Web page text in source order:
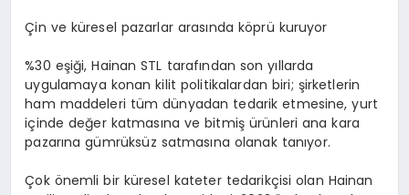
Çin ve küresel pazarlar arasında köprü kuruyor
%30 eşiği, Hainan STL tarafından son yıllarda
uygulamaya konan kilit politikalardan biri; şirketlerin
ham maddeleri tüm dünyadan tedarik etmesine, yurt
içinde değer katmasına ve bitmiş ürünleri ana kara
pazarına gümrüksüz satmasına olanak tanıyor.
Çok önemli bir küresel kateter tedarikçisi olan Hainan